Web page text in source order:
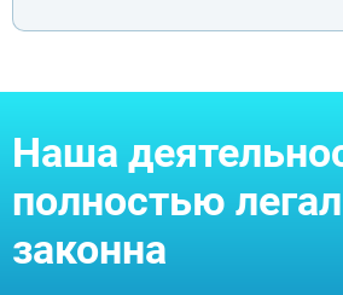
Наша
полностью
законна
ВЫБРАТЬ
Видное
Балашиха
Воскресенск
Домодедово